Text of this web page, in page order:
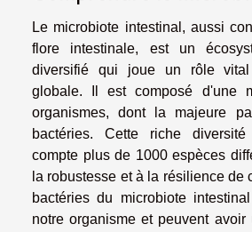
Le microbiote intestinal, aussi
flore intestinale, est un
diversifié qui joue un rôle
globale. Il est composé d'une
organismes, dont la majeure
bactéries. Cette riche
compte plus de 1000 espèces
la robustesse et à la résilience de
bactéries du microbiote
notre organisme et peuvent